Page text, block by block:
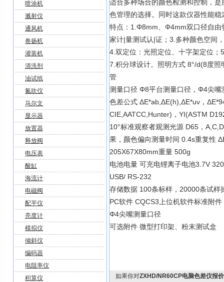
喷涂机
溅射仪
通风机
卷扬机
灌装机
清洗剂
油试纸
氮吹仪
马尔文
显示器
放置器
释放阀
电压表
酸缸
海流计
电磁阀
配平仪
亮度计
模拟仪
倾斜仪
编码器
电阻率仪
积算仪
适合多种场合的颜色检测和控制，
色管理的选择。同时这款仪器性能
特点：1.Φ8mm、Φ4mm双口径自由
家计|量测试认|证；3.多种颜色空间
4.双定位：光照定位、十字架定位
7.积分球设计。照明方式 8°/d(8度
管
测量口径 Φ8平台测量口径，Φ4尖嘴
色差公式 ΔE*ab,ΔE(h),ΔE*uv，
CIE,AATCC,Hunter)，YI(ASTM
10°标准观察者观测光源 D65，
果，颜色偏向测量时间 0.4s重复性
205X67X80mm重量 500g
电池电量 可充电锂离子电池3.7V
USB/ RS-232
存储数据 100条标样，20000条试
PC软件 CQCS3上位机软件标准附
Φ4尖嘴测量口径
可选附件 微型打印架、粉末测试盒
如果你对ZXHD/NR60CP电脑色差仪报价